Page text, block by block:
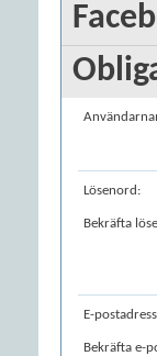
Lösenord:
Bekräfta
E-
Bekräfta e-